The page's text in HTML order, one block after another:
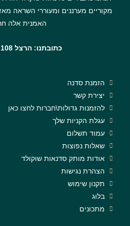
האמנית אלה
כתובתנו: הרצל 108 תל אביב
הזמנת סדנה
יצירת קשר
להזמנות גדולות\חברות לחצו כאן
עגלת הקניות שלך
עמוד תשלום
שאלות נפוצות
אודות מותק סדנאות שוקולד
הצהרת נגישות
תקנון שימוש
בלוג
מתכונים